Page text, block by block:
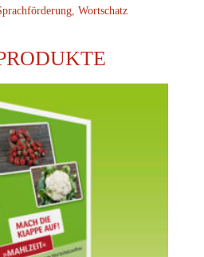
, Wortschatz